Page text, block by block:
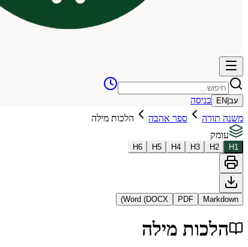
עב EN
כניסה
משנה תורה
ספר אהבה
הלכות מילה
עומק
H1
H2
H3
H4
H5
H6
Markdown
PDF
Word (DOCX)
הלכות מילה